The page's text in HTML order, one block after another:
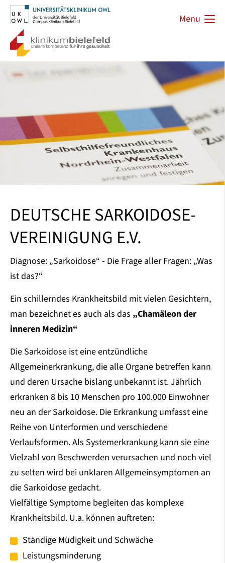
Menu
DEUTSCHE SARKOIDOSE-
VEREINIGUNG E.V.
Diagnose: „Sarkoidose“ - Die Frage aller Fragen: „Was
ist das?“
Ein schillerndes Krankheitsbild mit vielen Gesichtern,
man bezeichnet es auch als das „Chamäleon der
inneren Medizin“
Die Sarkoidose ist eine entzündliche
Allgemeinerkrankung, die alle Organe betreffen kann
und deren Ursache bislang unbekannt ist. Jährlich
erkranken 8 bis 10 Menschen pro 100.000 Einwohner
neu an der Sarkoidose. Die Erkrankung umfasst eine
Reihe von Unterformen und verschiedene
Verlaufsformen. Als Systemerkrankung kann sie eine
Vielzahl von Beschwerden verursachen und noch viel
zu selten wird bei unklaren Allgemeinsymptomen an
die Sarkoidose gedacht.
Vielfältige Symptome begleiten das komplexe
Krankheitsbild. U.a. können auftreten:
Ständige Müdigkeit und Schwäche
Leistungsminderung